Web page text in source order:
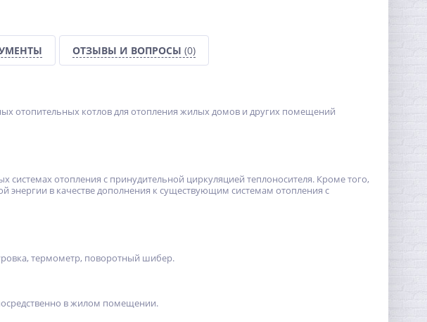
%
облегченное
ОТЗЫВЫ И ВОПРОСЫ (0)
отопительных котлов для отопления жилых домов и других помещений
системах отопления с принудительной циркуляцией теплоносителя. Кроме того,
энергии в качестве дополнения к существующим системам отопления с
термометр, поворотный шибер.
в жилом помещении.